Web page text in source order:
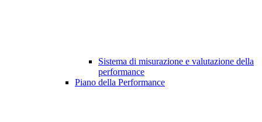
Sistema di misurazione e valutazione della
performance
Piano della Performance